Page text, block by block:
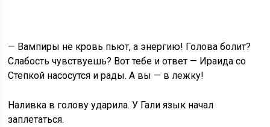
— Вампиры не кровь пьют, а энергию! Голова болит?
Слабость чувствуешь? Вот тебе и ответ — Ираида со
Степкой насосутся и рады. А вы — в лежку!
Наливка в голову ударила. У Гали язык начал
заплетаться.